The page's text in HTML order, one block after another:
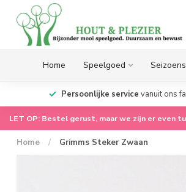
Home Speelgoed
Persoonlijke service vanuit ons
LET OP: Bestel gerust, maar we zijn er even
Home / Grimms Steker Zwaan